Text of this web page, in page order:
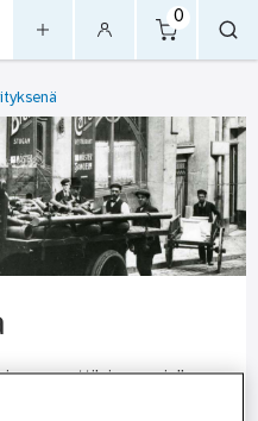
0
ammattilaisen asialla.